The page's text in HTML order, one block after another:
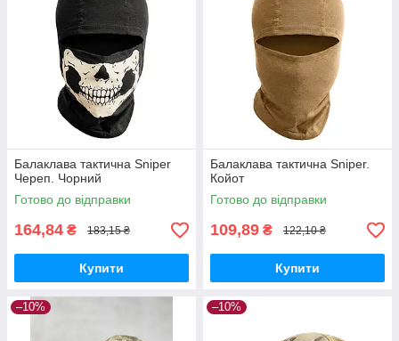
Балаклава тактична Sniper
Череп. Чорний
Готово до відправки
164,84 ₴ 183,15 ₴
Купити
Балаклава тактична Sniper.
Койот
Готово до відправки
109,89 ₴ 122,10 ₴
Купити
–10% –10%